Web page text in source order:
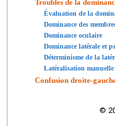
Troubles de la
Évaluation de la
Dominance des
Dominance oculaire
Dominance latérale et
Déterminisme de la
Latéralisation manuelle
Confusion droite-
©